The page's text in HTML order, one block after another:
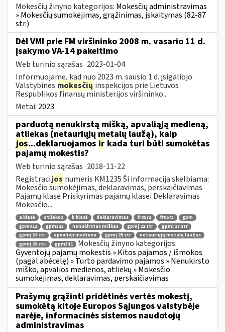
Mokesčių žinyno kategorijos: Mokesčių administravimas
» Mokesčių sumokėjimas, grąžinimas, įskaitymas (82-87
str.)
Dėl VMI prie FM viršininko 2008 m. vasario 11 d.
įsakymo VA-14 pakeitimo
Web turinio sąrašas 2023-01-04
Informuojame, kad nuo 2023 m. sausio 1 d. įsigaliojo
Valstybinės mokesčių inspekcijos prie Lietuvos
Respublikos finansų ministerijos viršininko...
Metai: 2023
parduotą nenukirstą mišką, apvaliąją medieną,
atliekas (netauriųjų metalų laužą), kaip
jos...deklaruojamos ir kada turi būti sumokėtas
pajamų mokestis?
Web turinio sąrašas 2018-11-22
Registracijos numeris KM1235 Ši informacija skelbiama:
Mokesčio sumokėjimas, deklaravimas, perskaičiavimas
Pajamų klasė Priskyrimas pajamų klasei Deklaravimas
Mokesčio...
a klasė atliekos b klasė deklaravimas fr0572 fr0573
gpm
gpm312
gpm313 nenukirstas miškas gpmį 22 str
gpmį 27 str
gpmį 24 str
apvalioji mediena gpmį 25 str
netauriųjų metalų laužas
gpmį 23 str.
gpm311
Mokesčių žinyno kategorijos:
Gyventojų pajamų mokestis » Kitos pajamos / išmokos
(pagal abėcėlę) » Turto pardavimo pajamos » Nenukirsto
miško, apvalios medienos, atliekų » Mokesčio
sumokėjimas, deklaravimas, perskaičiavimas
Prašymų grąžinti pridėtinės vertės mokestį,
sumokėtą kitoje Europos Sąjungos valstybėje
narėje, informacinės sistemos naudotojų
administravimas